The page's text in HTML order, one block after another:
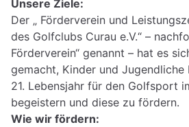
Unsere Ziele:
Der „ Förderverein und
des Golfclubs Curau e.V.“ –
Förderverein“ genannt – hat es
gemacht, Kinder und
21. Lebensjahr für den Golfsport
begeistern und diese zu fördern.
Wie wir fördern: